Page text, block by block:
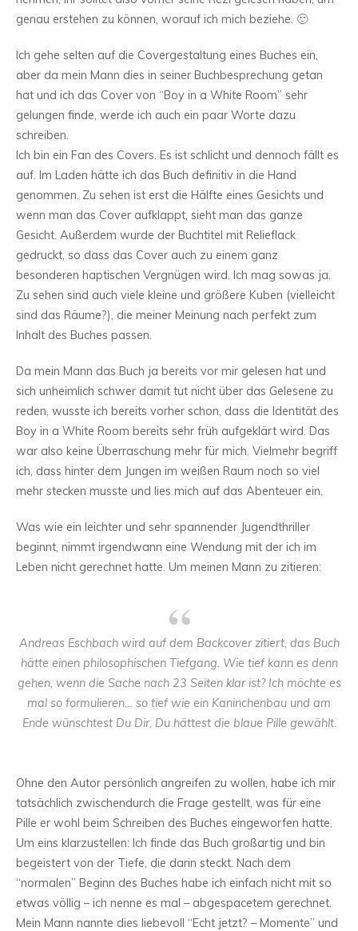
genau erstehen zu können, worauf ich mich beziehe. 🙂
Ich gehe selten auf die Covergestaltung eines Buches ein,
aber da mein Mann dies in seiner Buchbesprechung getan
hat und ich das Cover von “Boy in a White Room” sehr
gelungen finde, werde ich auch ein paar Worte dazu
schreiben.
Ich bin ein Fan des Covers. Es ist schlicht und dennoch fällt es
auf. Im Laden hätte ich das Buch definitiv in die Hand
genommen. Zu sehen ist erst die Hälfte eines Gesichts und
wenn man das Cover aufklappt, sieht man das ganze
Gesicht. Außerdem wurde der Buchtitel mit Relieflack
gedruckt, so dass das Cover auch zu einem ganz
besonderen haptischen Vergnügen wird. Ich mag sowas ja.
Zu sehen sind auch viele kleine und größere Kuben (vielleicht
sind das Räume?), die meiner Meinung nach perfekt zum
Inhalt des Buches passen.
Da mein Mann das Buch ja bereits vor mir gelesen hat und
sich unheimlich schwer damit tut nicht über das Gelesene zu
reden, wusste ich bereits vorher schon, dass die Identität des
Boy in a White Room bereits sehr früh aufgeklärt wird. Das
war also keine Überraschung mehr für mich. Vielmehr begriff
ich, dass hinter dem Jungen im weißen Raum noch so viel
mehr stecken musste und lies mich auf das Abenteuer ein.
Was wie ein leichter und sehr spannender Jugendthriller
beginnt, nimmt irgendwann eine Wendung mit der ich im
Leben nicht gerechnet hatte. Um meinen Mann zu zitieren:
Andreas Eschbach wird auf dem Backcover zitiert, das Buch
hätte einen philosophischen Tiefgang. Wie tief kann es denn
gehen, wenn die Sache nach 23 Seiten klar ist? Ich möchte es
mal so formulieren… so tief wie ein Kaninchenbau und am
Ende wünschtest Du Dir, Du hättest die blaue Pille gewählt.
Ohne den Autor persönlich angreifen zu wollen, habe ich mir
tatsächlich zwischendurch die Frage gestellt, was für eine
Pille er wohl beim Schreiben des Buches eingeworfen hatte.
Um eins klarzustellen: Ich finde das Buch großartig und bin
begeistert von der Tiefe, die darin steckt. Nach dem
“normalen” Beginn des Buches habe ich einfach nicht mit so
etwas völlig – ich nenne es mal – abgespacetem gerechnet.
Mein Mann nannte dies liebevoll “Echt jetzt? – Momente” und